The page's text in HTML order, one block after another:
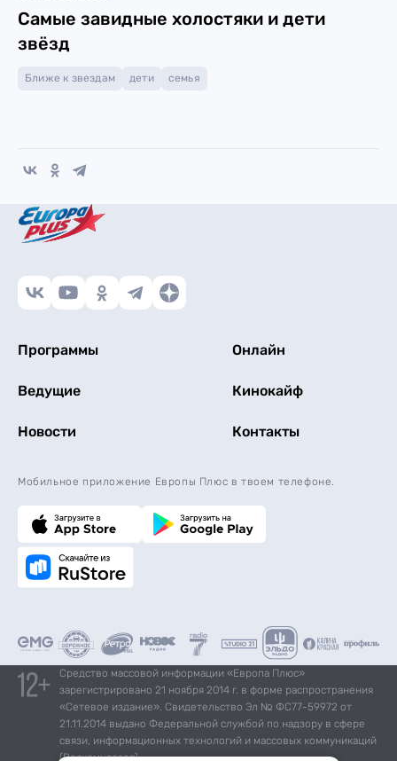
Самые завидные холостяки и дети
звёзд
Ближе к звездам дети семья
Программы Онлайн
Ведущие Кинокайф
Новости Контакты
Мобильное приложение Европы Плюс в твоем телефоне.
Средство массовой информации «Европа Плюс»
зарегистрировано 21 ноября 2014 г. в форме распространения
«Сетевое издание». Свидетельство Эл № ФС77-59972 от
21.11.2014 выдано Федеральной службой по надзору в сфере
связи, информационных технологий и массовых коммуникаций
(Роскомнадзор).